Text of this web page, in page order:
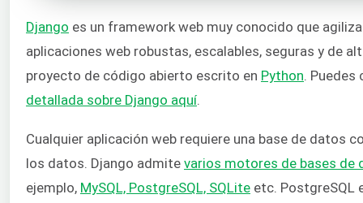
Django es un framework web muy conocido que
aplicaciones web robustas, escalables, seguras y de
proyecto de código abierto escrito en Python.
detallada sobre Django aquí.
Cualquier aplicación web requiere una base de datos
los datos. Django admite varios motores de bases de
ejemplo, MySQL, PostgreSQL, SQLite etc. PostgreSQL